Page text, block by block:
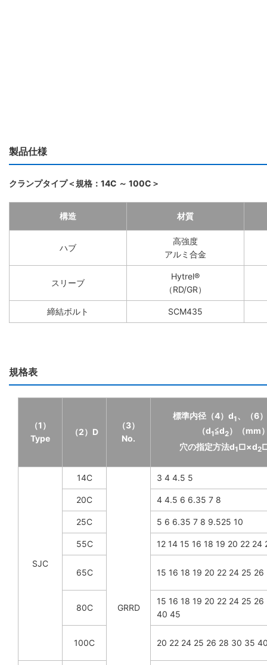
製品仕様
クランプタイプ＜規格：14C ～ 100C＞
構造 材質
ハブ
高強度
アルミ合金
スリーブ
Hytrel®
（RD/GR）
締結ボルト SCM435
規格表
（1）
Type
（2）D
（3）
No.
標準内径（4）d1、（6
（d1≦d2）（mm
穴の指定方法d1□×d2
SJC
14C
GRRD
3 4 4.5 5
20C 4 4.5 6 6.35 7 8
25C 5 6 6.35 7 8 9.525 10
55C 12 14 15 16 18 19 20 22 24
65C 15 16 18 19 20 22 24 25
80C
15 16 18 19 20 22 24 25
40 45
100C 20 22 24 25 26 28 30 35